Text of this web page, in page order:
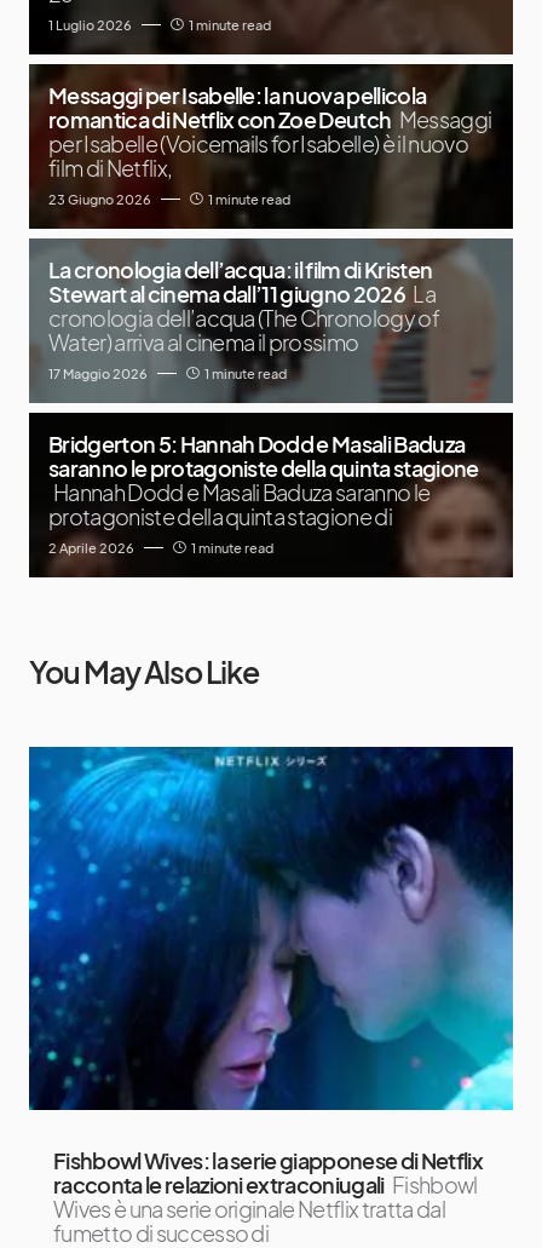
1 Luglio 2026 1 minute read
Messaggi per Isabelle: la nuova pellicola
romantica di Netflix con Zoe Deutch Messaggi
per Isabelle (Voicemails for Isabelle) è il nuovo
film di Netflix,
23 Giugno 2026 1 minute read
La cronologia dell’acqua: il film di Kristen
Stewart al cinema dall’11 giugno 2026 La
cronologia dell’acqua (The Chronology of
Water) arriva al cinema il prossimo
17 Maggio 2026 1 minute read
Bridgerton 5: Hannah Dodd e Masali Baduza
saranno le protagoniste della quinta stagione
Hannah Dodd e Masali Baduza saranno le
protagoniste della quinta stagione di
2 Aprile 2026 1 minute read
You May Also Like
Fishbowl Wives: la serie giapponese di Netflix
racconta le relazioni extraconiugali Fishbowl
Wives è una serie originale Netflix tratta dal
fumetto di successo di